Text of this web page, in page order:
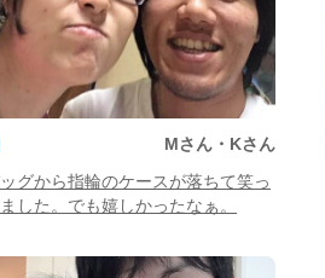
Mさん・Kさん
グから指輪のケースが落ちて笑っ
した。でも嬉しかったなぁ。